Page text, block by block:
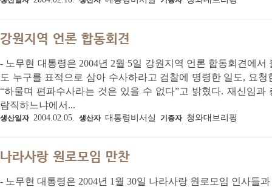
강원지역 언론 합동회견
- 노무현 대통령은 2004년 2월 5일 강원지역 언론 합동회견에
도 누구를 표적으로 삼아 수사하라고 검찰에 명령한 일도, 요
“하물며 편파수사라는 것은 있을 수 없다”고 밝혔다. 재신임
람직하느냐에서...
생산일자 2004.02.05. 생산자 대통령비서실 기증자 청와대브리핑
나라사랑 원로모임 만찬
- 노무현 대통령은 2004년 1월 30일 나라사랑 원로모임 인사들